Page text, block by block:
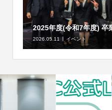
2025年度(令和7年度) 卒
2026.05.11 イベント